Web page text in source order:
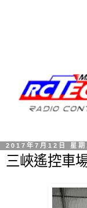
2017年7月12日 星期
三峽遙控車